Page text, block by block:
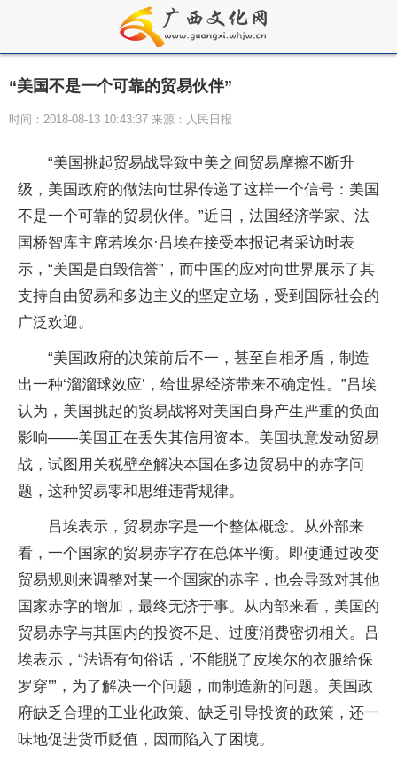
“美国不是一个可靠的贸易伙伴”
时间：2018-08-13 10:43:37 来源：人民日报
“美国挑起贸易战导致中美之间贸易摩擦不断升
级，美国政府的做法向世界传递了这样一个信号：美国
不是一个可靠的贸易伙伴。”近日，法国经济学家、法
国桥智库主席若埃尔·吕埃在接受本报记者采访时表
示，“美国是自毁信誉”，而中国的应对向世界展示了其
支持自由贸易和多边主义的坚定立场，受到国际社会的
广泛欢迎。
“美国政府的决策前后不一，甚至自相矛盾，制造
出一种‘溜溜球效应’，给世界经济带来不确定性。”吕埃
认为，美国挑起的贸易战将对美国自身产生严重的负面
影响——美国正在丢失其信用资本。美国执意发动贸易
战，试图用关税壁垒解决本国在多边贸易中的赤字问
题，这种贸易零和思维违背规律。
吕埃表示，贸易赤字是一个整体概念。从外部来
看，一个国家的贸易赤字存在总体平衡。即使通过改变
贸易规则来调整对某一个国家的赤字，也会导致对其他
国家赤字的增加，最终无济于事。从内部来看，美国的
贸易赤字与其国内的投资不足、过度消费密切相关。吕
埃表示，“法语有句俗话，‘不能脱了皮埃尔的衣服给保
罗穿’”，为了解决一个问题，而制造新的问题。美国政
府缺乏合理的工业化政策、缺乏引导投资的政策，还一
味地促进货币贬值，因而陷入了困境。